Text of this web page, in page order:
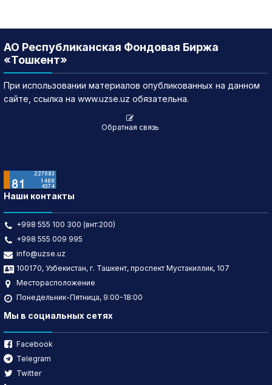
АО Республиканская Фондовая Биржа
«Тошкент»
При использовании материалов опубликованных на данном
сайте, ссылка на www.uzse.uz обязательна.
Обратная связь
Наши контакты
+998 555 100 300 (внт:200)
+998 555 009 995
info@uzse.uz
100170, Узбекистан, г. Ташкент, проспект Мустакиллик, 107
Месторасположение
Понедельник-Пятница, 9:00-18:00
Мы в социальных сетях
Facebook
Telegram
Twitter